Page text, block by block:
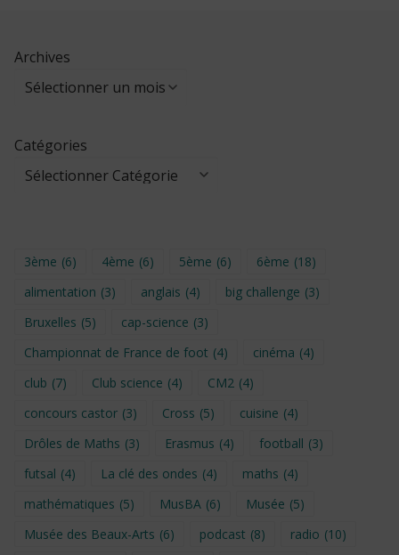
Archives
Catégories
3ème (6) 4ème (6) 5ème (6) 6ème (18)
alimentation (3) anglais (4) big challenge (3)
Bruxelles (5) cap-science (3)
Championnat de France de foot (4) cinéma (4)
club (7) Club science (4) CM2 (4)
concours castor (3) Cross (5) cuisine (4)
Drôles de Maths (3) Erasmus (4) football (3)
futsal (4) La clé des ondes (4) maths (4)
mathématiques (5) MusBA (6) Musée (5)
Musée des Beaux-Arts (6) podcast (8) radio (10)